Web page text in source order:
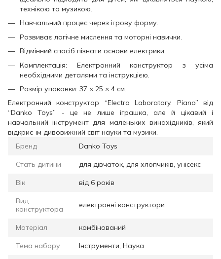
технікою та музикою.
Навчальний процес через ігрову форму.
Розвиває логічне мислення та моторні навички.
Відмінний спосіб пізнати основи електрики.
Комплектація: Електронний конструктор з усіма
необхідними деталями та інструкцією.
Розмір упаковки: 37 × 25 × 4 см.
Електронний конструктор “Electro Laboratory. Piano” від
“Danko Toys” - це не лише іграшка, але й цікавий і
навчальний інструмент для маленьких винахідників, який
відкриє їм дивовижний світ науки та музики.
Бренд
Danko Toys
Стать дитини для дівчаток, для хлопчиків, унісекс
Вік від 6 років
Вид
конструктора
електронні конструктори
Матеріал комбінований
Тема набору Інструменти, Наука